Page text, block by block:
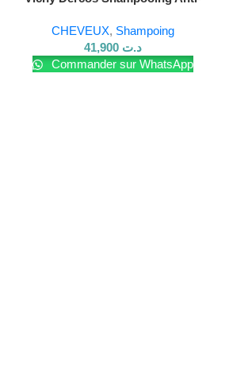
CHEVEUX, Shampoing
د.ت
Commander sur WhatsApp